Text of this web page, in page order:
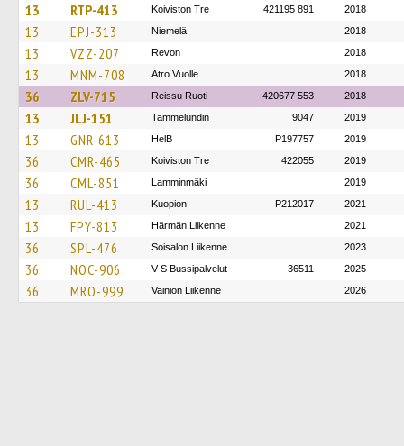
13 RTP-413 Koiviston Tre 421195 891 2018
13 EPJ-313 Niemelä 2018
13 VZZ-207 Revon 2018
13 MNM-708 Atro Vuolle 2018
36 ZLV-715 Reissu Ruoti 420677 553 2018
13 JLJ-151 Tammelundin 9047 2019
13 GNR-613 HelB P197757 2019
36 CMR-465 Koiviston Tre 422055 2019
36 CML-851 Lamminmäki 2019
13 RUL-413 Kuopion P212017 2021
13 FPY-813 Härmän Liikenne 2021
36 SPL-476 Soisalon Liikenne 2023
36 NOC-906 V-S Bussipalvelut 36511 2025
36 MRO-999 Vainion Liikenne 2026